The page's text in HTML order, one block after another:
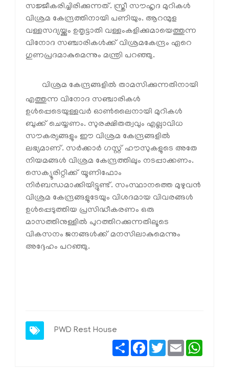
സജ്ജീകരിച്ചിരിക്കുന്നത്. സ്ത്രീ സൗഹൃദ മുറികള്‍
വിശ്രമ കേന്ദ്രത്തിനായി പണിയും. ആറന്മുള
വള്ളസദ്യയ്ക്കും ഉതൃട്ടാതി വള്ളംകളിക്കുമായെത്തുന്ന
വിനോദ സഞ്ചാരികള്‍ക്ക് വിശ്രമകേന്ദ്രം ഏറെ
ഗുണപ്രദമാകുമെന്നും മന്ത്രി പറഞ്ഞു.
വിശ്രമ കേന്ദ്രങ്ങളില്‍ താമസിക്കുന്നതിനായി
എത്തുന്ന വിനോദ സഞ്ചാരികള്‍
ഉള്‍പ്പെടെയുള്ളവര്‍ ഓണ്‍ലൈനായി മുറികള്‍
ബുക്ക് ചെയ്യണം. സുരക്ഷിതത്വവും എല്ലാവിധ
സൗകര്യങ്ങളും ഈ വിശ്രമ കേന്ദ്രങ്ങളില്‍
ലഭ്യമാണ്. സര്‍ക്കാര്‍ ഗസ്റ്റ് ഹൗസുകളുടെ അതേ
നിയമങ്ങള്‍ വിശ്രമ കേന്ദ്രത്തിലും നടപ്പാക്കണം.
സെക്യൂരിറ്റിക്ക് യൂണിഫോം
നിര്‍ബന്ധമാക്കിയിട്ടുണ്ട്. സംസ്ഥാനത്തെ മുഴുവന്‍
വിശ്രമ കേന്ദ്രങ്ങളുടേയും വിശദമായ വിവരങ്ങള്‍
ഉള്‍പ്പെടുത്തിയ പ്രസിദ്ധീകരണം ഒരു
മാസത്തിനുള്ളില്‍ പുറത്തിറക്കുന്നതിലൂടെ
വികസനം ജനങ്ങള്‍ക്ക് മനസിലാകുമെന്നും
അദ്ദേഹം പറഞ്ഞു.
PWD Rest House
ShareFacebook
TwitterEmail